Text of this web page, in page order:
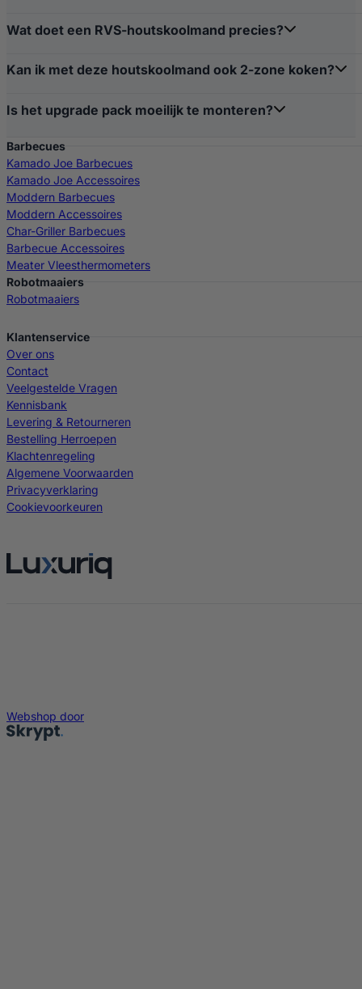
Normale prijs:€249 (onderstel) + €99,95 (houtskoolmand) =
Enkele sets op voorraad. Voeg ‘m direct toe aan je winkelmand
Wat doet een RVS-houtskoolmand precies?
Kan ik met deze houtskoolmand ook 2-zone koken?
Is het upgrade pack moeilijk te monteren?
Barbecues
Kamado Joe Barbecues
Kamado Joe Accessoires
Moddern Barbecues
Moddern Accessoires
Char-Griller Barbecues
Barbecue Accessoires
Meater Vleesthermometers
Robotmaaiers
Robotmaaiers
Klantenservice
Over ons
Contact
Veelgestelde Vragen
Kennisbank
Levering & Retourneren
Bestelling Herroepen
Klachtenregeling
Algemene Voorwaarden
Privacyverklaring
Cookievoorkeuren
Webshop door